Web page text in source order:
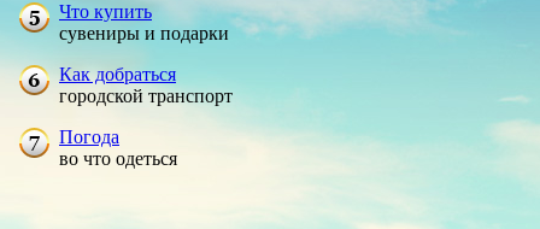
Что купить
сувениры и подарки
Как добраться
городской транспорт
Погода
во что одеться